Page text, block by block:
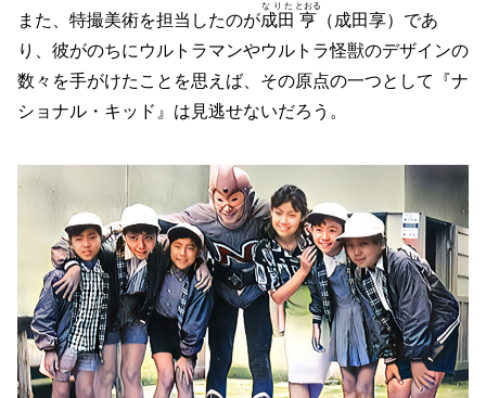
また、特撮美術を担当したのが成田
なりた
亨
とおる
（成田享）であ
り、彼がのちにウルトラマンやウルトラ怪獣のデザインの
数々を手がけたことを思えば、その原点の一つとして『ナ
ショナル・キッド』は見逃せないだろう。